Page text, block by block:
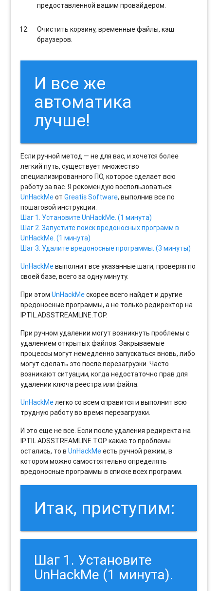
предоставленной вашим провайдером.
Очистить корзину, временные файлы, кэш
браузеров.
И все же
автоматика
лучше!
Если ручной метод — не для вас, и хочется более
легкий путь, существует множество
специализированного ПО, которое сделает всю
работу за вас. Я рекомендую воспользоваться
UnHackMeотGreatis Software, выполнив все по
пошаговой инструкции.
Шаг 1. Установите UnHackMe. (1 минута)
Шаг 2. Запустите поиск вредоносных программ в
UnHackMe. (1 минута)
Шаг 3. Удалите вредоносные программы. (3 минуты)
UnHackMeвыполнит все указанные шаги, проверяя по
своей базе, всего за одну минуту.
При этомUnHackMeскорее всего найдет и другие
вредоносные программы, а не только редиректор на
IPTIL.ADSSTREAMLINE.TOP.
При ручном удалении могут возникнуть проблемы с
удалением открытых файлов. Закрываемые
процессы могут немедленно запускаться вновь, либо
могут сделать это после перезагрузки. Часто
возникают ситуации, когда недостаточно прав для
удалении ключа реестра или файла.
UnHackMeлегко со всем справится и выполнит всю
трудную работу во время перезагрузки.
И это еще не все. Если после удаления редиректа на
IPTIL.ADSSTREAMLINE.TOP какие то проблемы
остались, то вUnHackMeесть ручной режим, в
котором можно самостоятельно определять
вредоносные программы в списке всех программ.
Итак, приступим:
Шаг 1. Установите
UnHackMe (1 минута).